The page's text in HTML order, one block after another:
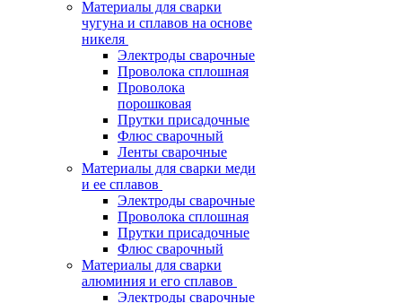
Материалы для сварки
чугуна и сплавов на основе
никеля
Электроды сварочные
Проволока сплошная
Проволока
порошковая
Прутки присадочные
Флюс сварочный
Ленты сварочные
Материалы для сварки меди
и ее сплавов
Электроды сварочные
Проволока сплошная
Прутки присадочные
Флюс сварочный
Материалы для сварки
алюминия и его сплавов
Электроды сварочные